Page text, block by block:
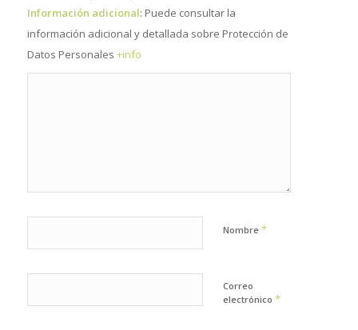
Información adicional: Puede consultar la
información adicional y detallada sobre Protección de
Datos Personales +info
Nombre *
Correo
electrónico *